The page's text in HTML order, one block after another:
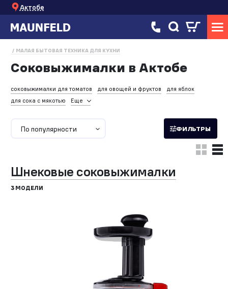
Актобе
МАЛАЯ БЫТОВАЯ ТЕХНИКА ДЛЯ КУХНИ
Соковыжималки в Актобе
соковыжималки для томатов для овощей и фруктов
для яблок
для сока с мякотью
Еще
По популярности ФИЛЬТРЫ
Шнековые соковыжималки
3 МОДЕЛИ